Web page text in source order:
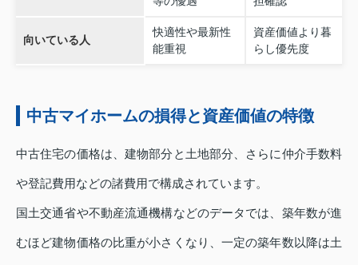
向いている人
快適性や最新性
能重視
資産価値より暮
らし優先度
中古マイホームの損得と資産価値の特徴
中古住宅の価格は、建物部分と土地部分、さらに仲介手数料
や登記費用などの諸費用で構成されています。
国土交通省や不動産流通機構などのデータでは、築年数が進
むほど建物価格の比重が小さくなり、一定の築年数以降は土